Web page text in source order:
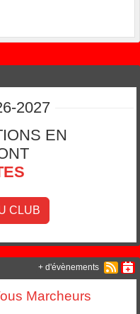
2027
EN
CLUB
Marcheurs
+ d'évènements